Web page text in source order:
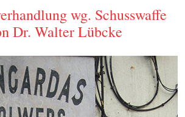
wg. Schusswaffe
Dr. Walter Lübcke